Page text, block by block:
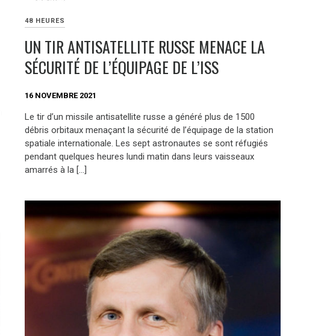
48 HEURES
UN TIR ANTISATELLITE RUSSE MENACE LA
SÉCURITÉ DE L’ÉQUIPAGE DE L’ISS
16 NOVEMBRE 2021
Le tir d’un missile antisatellite russe a généré plus de 1500
débris orbitaux menaçant la sécurité de l’équipage de la station
spatiale internationale. Les sept astronautes se sont réfugiés
pendant quelques heures lundi matin dans leurs vaisseaux
amarrés à la […]